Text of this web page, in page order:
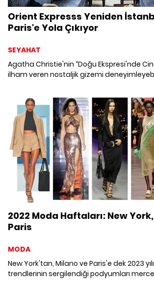
Orient Expresss Yeniden
Paris'e Yola Çıkıyor
SEYAHAT
Agatha Christie'nin “Doğu Ekspresi'nde
ilham veren nostaljik gizemi
Londra'ya kadar Avrupa'yı dolaşıyor.
2022 Moda Haftaları: New
Paris
MODA
New York'tan, Milano ve Paris'e dek 2023
trendlerinin sergilendiği podyumları